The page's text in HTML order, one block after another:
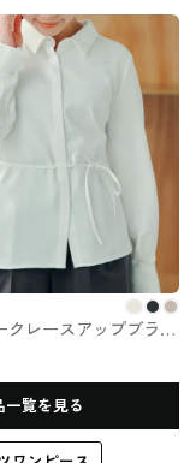
クレースアップブラウ
覧を見る